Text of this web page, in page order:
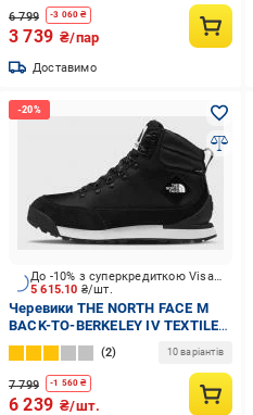
6 799 -3 060 ₴
3 739 ₴/пар
Доставимо
5 615.10 ₴/шт.
До -10% з суперкредиткою Visa Вигода
Черевики THE NORTH FACE M
BACK-TO-BERKELEY IV TEXTILE
WP NF0A8177KY41 р.44 чорний
2 10 варіантів
7 799 -1 560 ₴
6 239 ₴/шт.